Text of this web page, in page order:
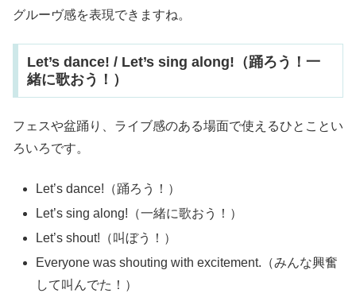
グルーヴ感を表現できますね。
Let’s dance! / Let’s sing along!（踊ろう！一
緒に歌おう！）
フェスや盆踊り、ライブ感のある場面で使えるひとことい
ろいろです。
Let’s dance!（踊ろう！）
Let’s sing along!（一緒に歌おう！）
Let’s shout!（叫ぼう！）
Everyone was shouting with excitement.（みんな興奮
して叫んでた！）